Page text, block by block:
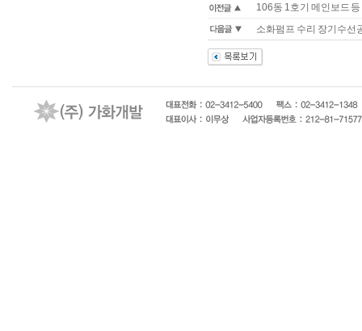
106동 1호기 메인보드
소화펌프 수리 장기수선